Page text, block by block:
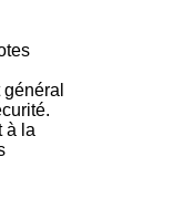
à la